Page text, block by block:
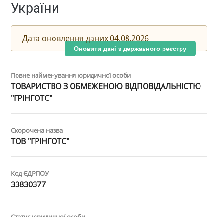
України
Дата оновлення даних 04.08.2026
Оновити дані з державного реєстру
Повне найменування юридичної особи
ТОВАРИСТВО З ОБМЕЖЕНОЮ ВІДПОВІДАЛЬНІСТЮ
"ГРІНГОТС"
Скорочена назва
ТОВ "ГРІНГОТС"
Код ЄДРПОУ
33830377